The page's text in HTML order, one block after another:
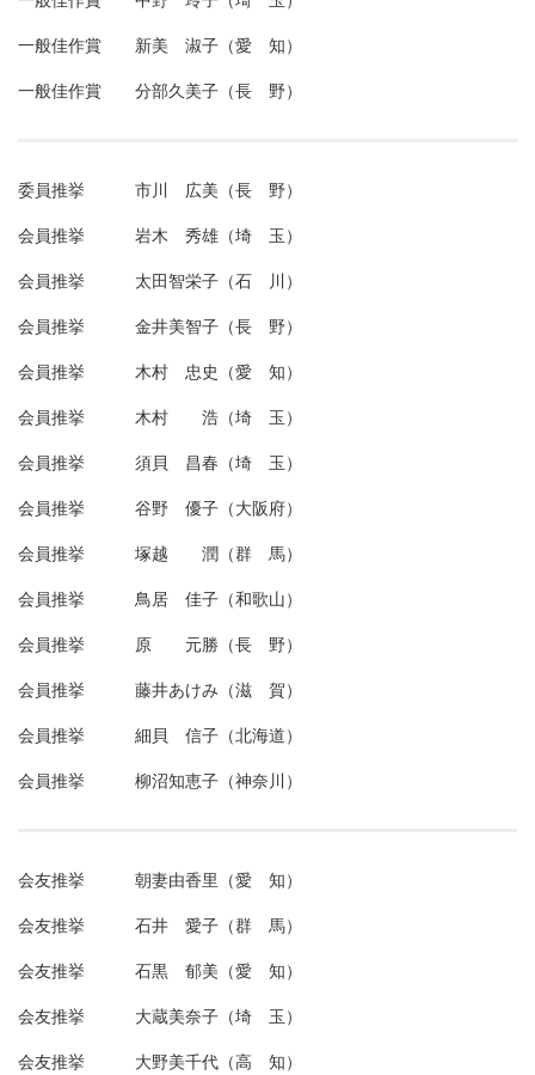
一般佳作賞 新美 淑子（愛 知）
一般佳作賞 分部久美子（長 野）
委員推挙 市川 広美（長 野）
会員推挙 岩木 秀雄（埼 玉）
会員推挙 太田智栄子（石 川）
会員推挙 金井美智子（長 野）
会員推挙 木村 忠史（愛 知）
会員推挙 木村 浩（埼 玉）
会員推挙 須貝 昌春（埼 玉）
会員推挙 谷野 優子（大阪府）
会員推挙 塚越 潤（群 馬）
会員推挙 鳥居 佳子（和歌山）
会員推挙 原 元勝（長 野）
会員推挙 藤井あけみ（滋 賀）
会員推挙 細貝 信子（北海道）
会員推挙 柳沼知恵子（神奈川）
会友推挙 朝妻由香里（愛 知）
会友推挙 石井 愛子（群 馬）
会友推挙 石黒 郁美（愛 知）
会友推挙 大蔵美奈子（埼 玉）
会友推挙 大野美千代（高 知）